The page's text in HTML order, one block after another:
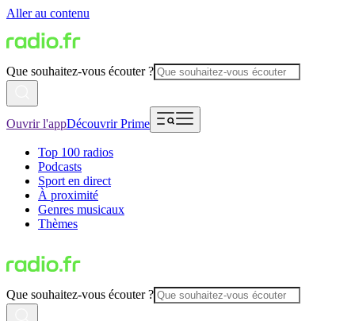
Aller au contenu
Que souhaitez-vous écouter ?
Ouvrir l'appDécouvrir Prime
Top 100 radios
Podcasts
Sport en direct
À proximité
Genres musicaux
Thèmes
Que souhaitez-vous écouter ?